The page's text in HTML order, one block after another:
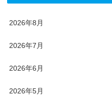
2026年8月
2026年7月
2026年6月
2026年5月